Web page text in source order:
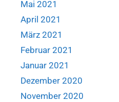
Mai 2021
April 2021
März 2021
Februar 2021
Januar 2021
Dezember 2020
November 2020